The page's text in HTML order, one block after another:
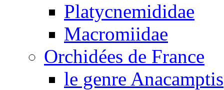
Platycnemididae
Macromiidae
Orchidées de France
le genre Anacamptis